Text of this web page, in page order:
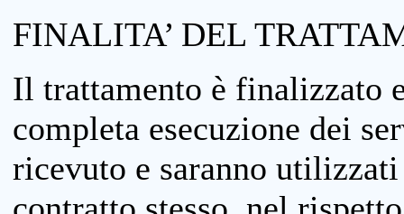
FINALITA’ DEL
Il trattamento è finalizzato
completa esecuzione dei
ricevuto e saranno